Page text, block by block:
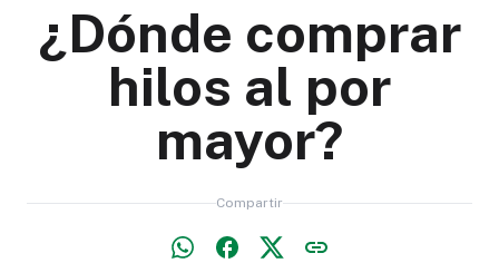
¿Dónde comprar
hilos al por
mayor?
Compartir